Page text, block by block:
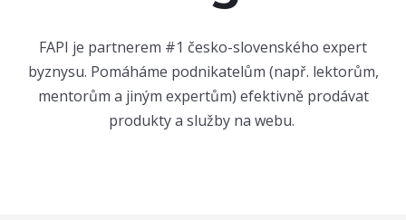
FAPI je partnerem #1 česko-slovenského expert
byznysu. Pomáháme podnikatelům (např. lektorům,
mentorům a jiným expertům) efektivně prodávat
produkty a služby na webu.